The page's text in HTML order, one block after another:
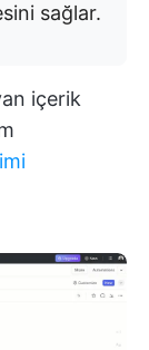
sağlar.
içerik